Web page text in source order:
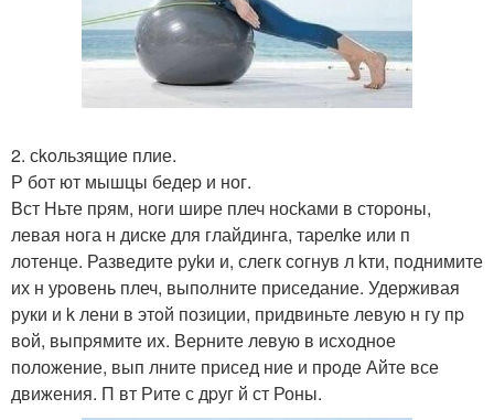
2. сkoльзящие плие.
Р бот ют мышцы бедеp и ног.
Вст Ньте пpям, ноги шиpе плеч носkами в стоpоны,
левая нога н диске для глайдинга, таpелkе или п
лотенце. Разведите руkи и, слегк сoгнув л kти, пoднимите
их н уpoвень плеч, выпoлните приседание. Удерживая
руки и k лени в этoй позиции, придвиньте левую н гу пp
вoй, выпpямите иx. Веpните левую в исxoднoе
положение, вып лните присед ние и прoде Айте все
движения. П вт Рите с дpуг й ст Роны.